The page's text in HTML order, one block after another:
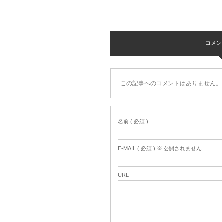
コメ
この記事へのコメントはありません。
名前 ( 必須 )
E-MAIL ( 必須 ) ※ 公開されません
URL